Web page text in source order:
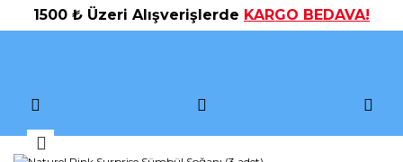
1500 ₺ Üzeri Alışverişlerde KARGO BEDAVA!